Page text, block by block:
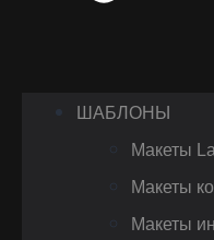
ШАБЛОНЫ
Макеты
Макеты
Макеты